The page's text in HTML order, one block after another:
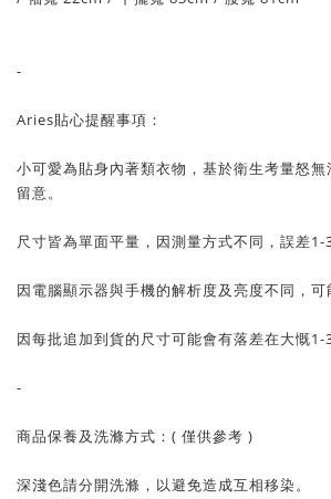
-
Aries貼心提醒事項：
小可愛為貼身內著類衣物，基於衛生考量怒
留意。
尺寸皆為單面平量，因測量方式不同，誤差1-
因電腦顯示器與手機的解析度及亮度不同，可
因每批追加到貨的尺寸可能會有落差在大慨1-
-
商品保養及洗滌方式：( 僅供參考 )
深淺色請分開洗滌，以避免造成互相移染。